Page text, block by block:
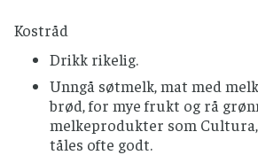
Kostråd
Drikk rikelig.
Unngå søtmelk, mat med
brød, for mye frukt og rå
melkeprodukter som
tåles ofte godt.